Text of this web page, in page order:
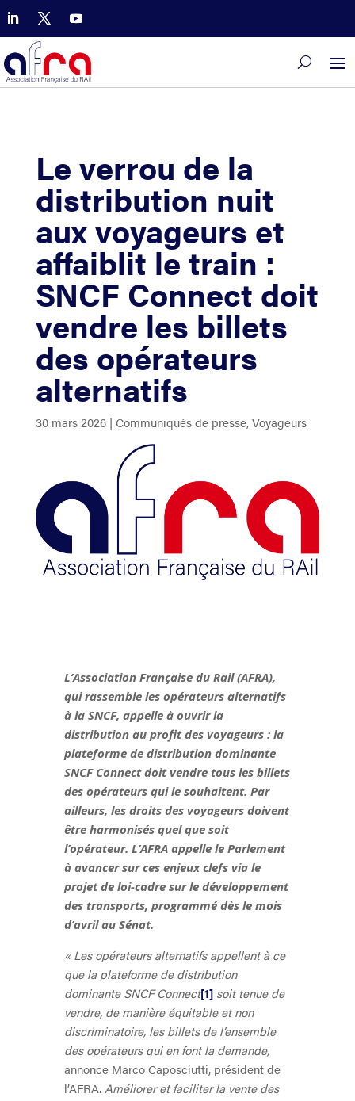
Le verrou de la
distribution nuit
aux voyageurs et
affaiblit le train :
SNCF Connect doit
vendre les billets
des opérateurs
alternatifs
30 mars 2026| Communiqués de presse,Voyageurs
L’Association Française du Rail (AFRA),
qui rassemble les opérateurs alternatifs
à la SNCF, appelle à ouvrir la
distribution au profit des voyageurs : la
plateforme de distribution dominante
SNCF Connect doit vendre tous les billets
des opérateurs qui le souhaitent. Par
ailleurs, les droits des voyageurs doivent
être harmonisés quel que soit
l’opérateur. L’AFRA appelle le Parlement
à avancer sur ces enjeux clefs via le
projet de loi-cadre sur le développement
des transports, programmé dès le mois
d’avril au Sénat.
« Les opérateurs alternatifs appellent à ce
que la plateforme de distribution
dominante SNCF Connect[1]soit tenue de
vendre, de manière équitable et non
discriminatoire, les billets de l’ensemble
des opérateurs qui en font la demande,
annonce Marco Caposciutti, président de
l’AFRA. Améliorer et faciliter la vente des